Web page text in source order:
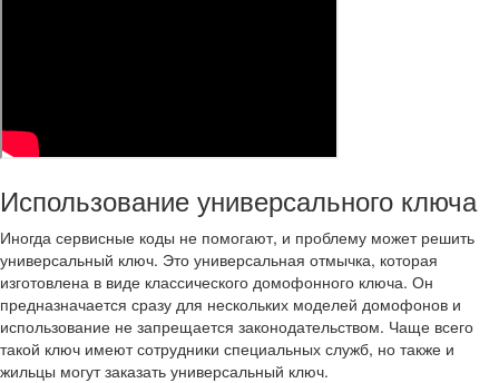
Использование универсального ключа
Иногда сервисные коды не помогают, и проблему может решить
универсальный ключ. Это универсальная отмычка, которая
изготовлена в виде классического домофонного ключа. Он
предназначается сразу для нескольких моделей домофонов и
использование не запрещается законодательством. Чаще всего
такой ключ имеют сотрудники специальных служб, но также и
жильцы могут заказать универсальный ключ.